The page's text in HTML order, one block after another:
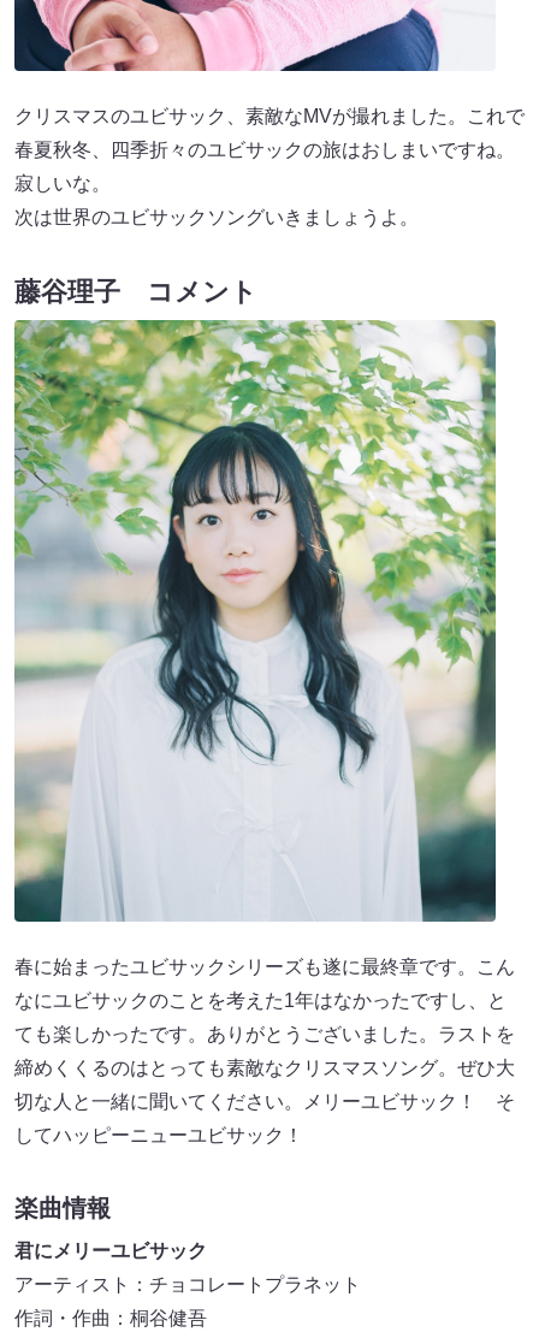
クリスマスのユビサック、素敵なMVが撮れました。これで
春夏秋冬、四季折々のユビサックの旅はおしまいですね。
寂しいな。
次は世界のユビサックソングいきましょうよ。
藤谷理子 コメント
春に始まったユビサックシリーズも遂に最終章です。こん
なにユビサックのことを考えた1年はなかったですし、と
ても楽しかったです。ありがとうございました。ラストを
締めくくるのはとっても素敵なクリスマスソング。ぜひ大
切な人と一緒に聞いてください。メリーユビサック！ そ
してハッピーニューユビサック！
楽曲情報
君にメリーユビサック
アーティスト：チョコレートプラネット
作詞・作曲：桐谷健吾